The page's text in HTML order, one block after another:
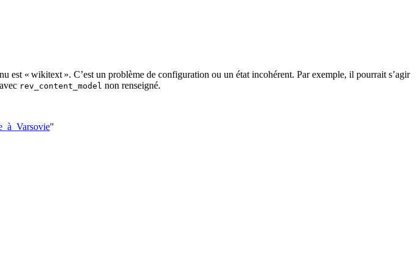
est « wikitext ». C’est un problème de configuration ou un état incohérent. Par exemple, il pourrait s’agir
rev_content_model non renseigné.
"